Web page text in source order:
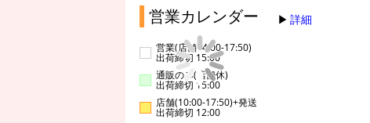
営業カレンダー 詳細
営業(店舗14:00-17:50)
出荷締切 15:00
通販のみ(店舗休)
出荷締切 15:00
店舗(10:00-17:50)+発送
出荷締切 12:00